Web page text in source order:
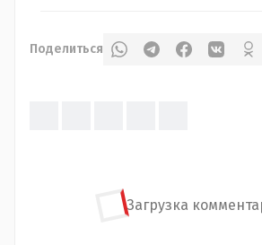
Поделиться
Загрузка